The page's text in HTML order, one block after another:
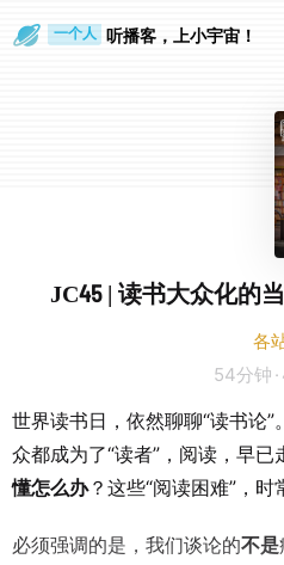
一个人 听播客，上小宇宙！
JC45 | 读书大众化的
各
54分钟 ·
世界读书日，依然聊聊“读书论
众都成为了“读者”，阅读，早
懂怎么办？这些“阅读困难”，时
必须强调的是，我们谈论的不是